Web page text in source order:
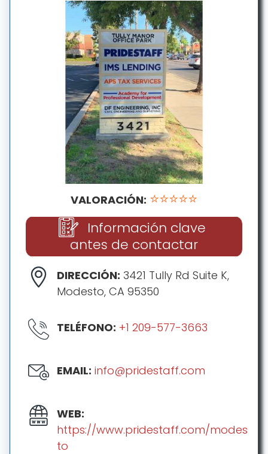
VALORACIÓN: ⭐⭐⭐⭐⭐
Información clave
antes de contactar
DIRECCIÓN: 3421 Tully Rd Suite K,
Modesto, CA 95350
TELÉFONO: +1 209-577-3663
EMAIL: info@pridestaff.com
WEB:
https://www.pridestaff.com/modes
to